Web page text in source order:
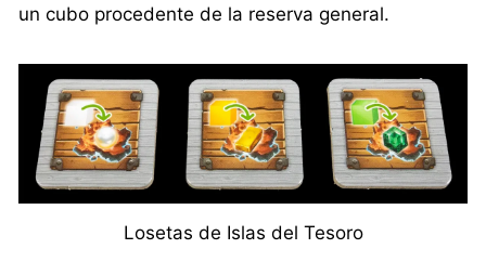
un cubo procedente de la reserva general.
Losetas de Islas del Tesoro